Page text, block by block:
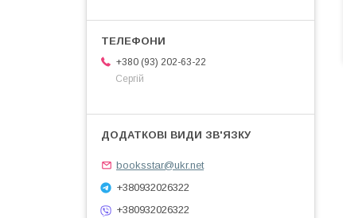
+380 (93) 202-63-22
Сергій
booksstar@ukr.net
+380932026322
+380932026322